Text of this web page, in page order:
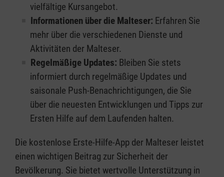
vielfältige Kursangebot.
Informationen über die Malteser: Erfahren Sie
mehr über die verschiedenen Dienste und
Aktivitäten der Malteser.
Regelmäßige Updates: Bleiben Sie stets
informiert durch regelmäßige Updates und
saisonale Push-Benachrichtigungen, die Sie
über die neuesten Entwicklungen und Tipps zur
Ersten Hilfe auf dem Laufenden halten.
Die kostenlose Erste-Hilfe-App der Malteser leistet
einen wichtigen Beitrag zur Sicherheit der
Bevölkerung. Sie bietet wertvolle Unterstützung in